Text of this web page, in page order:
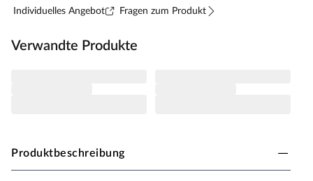
Individuelles Angebot Fragen zum Produkt
Verwandte Produkte
Produktbeschreibung